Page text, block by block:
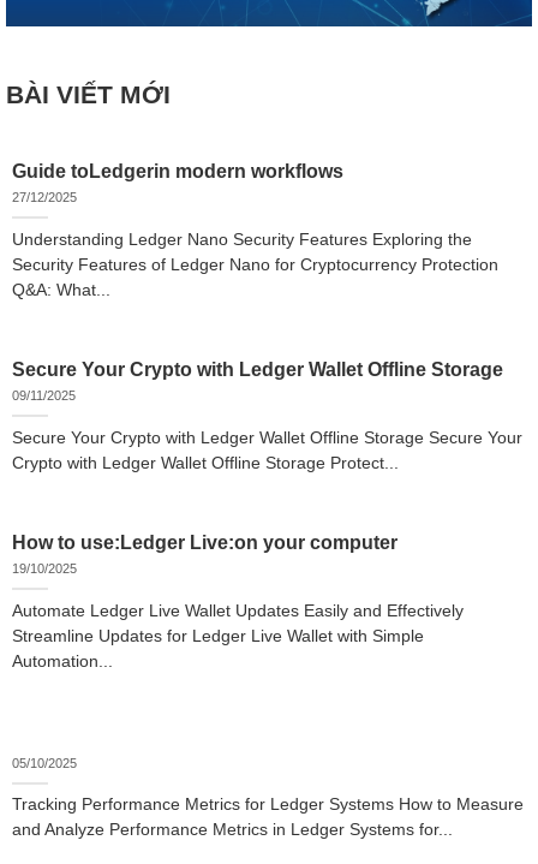
BÀI VIẾT MỚI
Guide toLedgerin modern workflows
27/12/2025
Understanding Ledger Nano Security Features Exploring the
Security Features of Ledger Nano for Cryptocurrency Protection
Q&A: What...
Secure Your Crypto with Ledger Wallet Offline Storage
09/11/2025
Secure Your Crypto with Ledger Wallet Offline Storage Secure Your
Crypto with Ledger Wallet Offline Storage Protect...
How to use:Ledger Live:on your computer
19/10/2025
Automate Ledger Live Wallet Updates Easily and Effectively
Streamline Updates for Ledger Live Wallet with Simple
Automation...
05/10/2025
Tracking Performance Metrics for Ledger Systems How to Measure
and Analyze Performance Metrics in Ledger Systems for...